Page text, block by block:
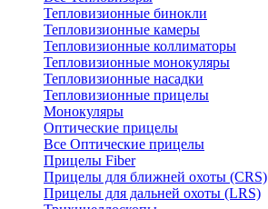
Тепловизионные бинокли
Тепловизионные камеры
Тепловизионные коллиматоры
Тепловизионные монокуляры
Тепловизионные насадки
Тепловизионные прицелы
Монокуляры
Оптические прицелы
Все Оптические прицелы
Прицелы Fiber
Прицелы для ближней охоты (CRS)
Прицелы для дальней охоты (LRS)